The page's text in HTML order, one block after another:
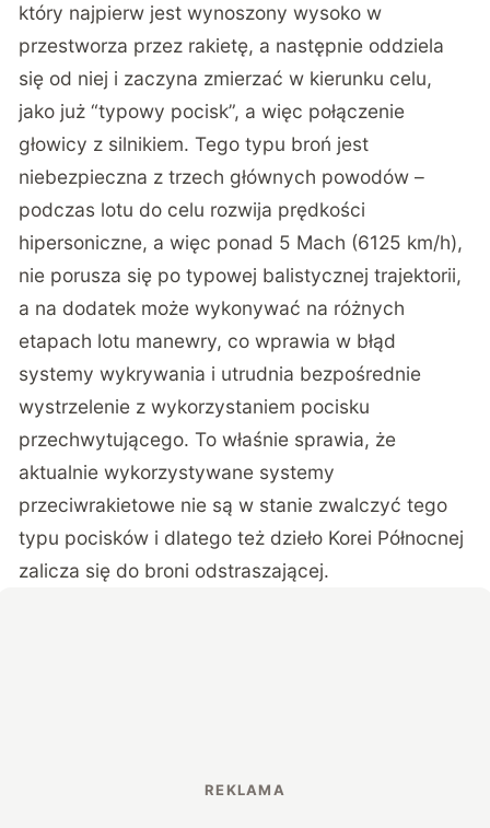
który najpierw jest wynoszony wysoko w
przestworza przez rakietę, a następnie oddziela
się od niej i zaczyna zmierzać w kierunku celu,
jako już “typowy pocisk”, a więc połączenie
głowicy z silnikiem. Tego typu broń jest
niebezpieczna z trzech głównych powodów –
podczas lotu do celu rozwija prędkości
hipersoniczne, a więc ponad 5 Mach (6125 km/h),
nie porusza się po typowej balistycznej trajektorii,
a na dodatek może wykonywać na różnych
etapach lotu manewry, co wprawia w błąd
systemy wykrywania i utrudnia bezpośrednie
wystrzelenie z wykorzystaniem pocisku
przechwytującego. To właśnie sprawia, że
aktualnie wykorzystywane systemy
przeciwrakietowe nie są w stanie zwalczyć tego
typu pocisków i dlatego też dzieło Korei Północnej
zalicza się do broni odstraszającej.